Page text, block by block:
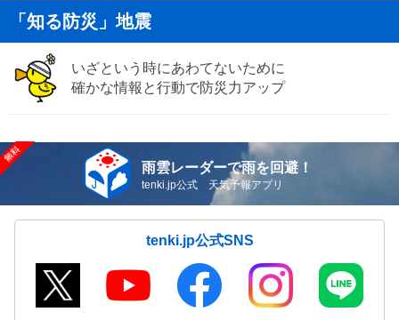
「知る防災」地震
いざという時にあわてないために
確かな情報と行動で防災力アップ
雨雲レーダーで雨を回避！
tenki.jp公式 天気予報アプリ
tenki.jp公式SNS